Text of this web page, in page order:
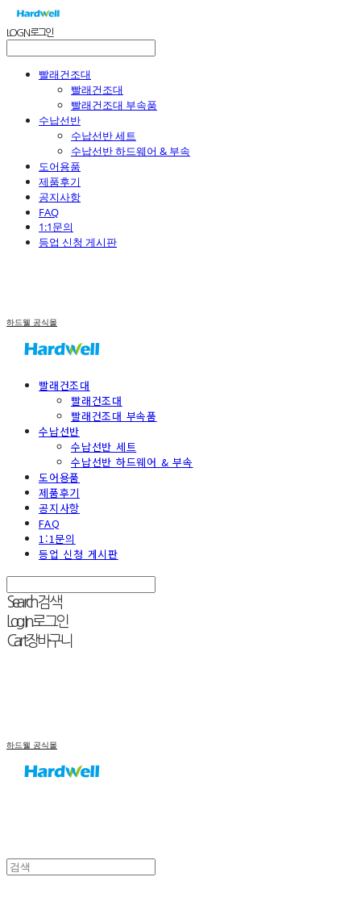
LOG IN로그인
빨래건조대
빨래건조대
빨래건조대 부속품
수납선반
수납선반 세트
수납선반 하드웨어 & 부속
도어용품
제품후기
공지사항
FAQ
1:1문의
등업 신청 게시판
하드웰 공식몰
빨래건조대
빨래건조대
빨래건조대 부속품
수납선반
수납선반 세트
수납선반 하드웨어 & 부속
도어용품
제품후기
공지사항
FAQ
1:1문의
등업 신청 게시판
Search검색
Log In로그인
Cart장바구니
하드웰 공식몰